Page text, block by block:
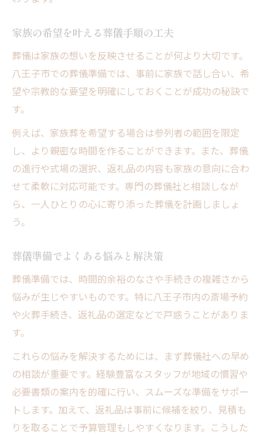
家族の希望を叶える葬儀手順の工夫
葬儀は家族の想いを反映させることが何より大切です。
八王子市での葬儀準備では、事前に家族で話し合い、希
望や宗教的な要望を明確にしておくことが成功の秘訣で
す。
例えば、家族葬を希望する場合は参列者の範囲を限定
し、より親密な時間を作ることができます。また、葬儀
の進行や式場の選択、返礼品の内容も家族の意向に合わ
せて柔軟に対応可能です。専門の葬儀社と相談しなが
ら、一人ひとりの心に寄り添った葬儀を計画しましょ
う。
葬儀準備でよくある悩みと解決策
葬儀準備では、時間的余裕のなさや手続きの複雑さから
悩みが生じやすいものです。特に八王子市内の斎場予約
や火葬手続き、返礼品の選定などで戸惑うことがありま
す。
これらの悩みを解決するためには、まず葬儀社への早め
の相談が重要です。経験豊富なスタッフが地域の慣習や
必要書類の案内を的確に行い、スムーズな準備をサポー
トします。加えて、返礼品は事前に候補を絞り、見積も
りを取ることで予算管理もしやすくなります。こうした